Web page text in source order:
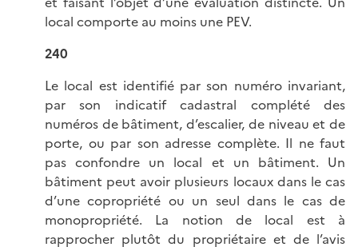
local comporte au moins une PEV.
240
Le local est identifié par son numéro invariant,
par son indicatif cadastral complété des
numéros de bâtiment, d’escalier, de niveau et de
porte, ou par son adresse complète. Il ne faut
pas confondre un local et un bâtiment. Un
bâtiment peut avoir plusieurs locaux dans le cas
d’une copropriété ou un seul dans le cas de
monopropriété. La notion de local est à
rapprocher plutôt du propriétaire et de l’avis